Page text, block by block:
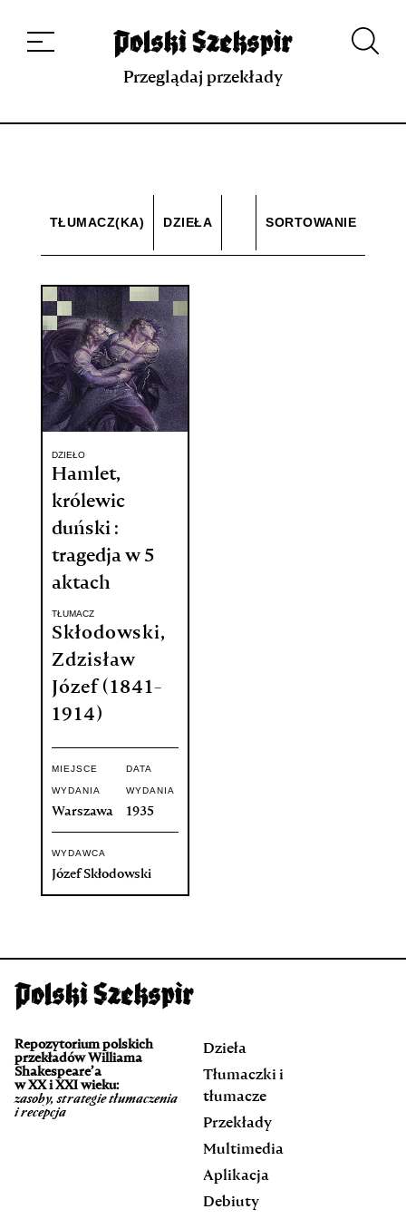
projekcie
Kontakt Indeks strony Aplikacja
Repozytorium XIX w.
Przeglądaj przekłady
TŁUMACZ(KA) DZIEŁA SORTOWANIE
DZIEŁO
Hamlet,
królewic
duński :
tragedja w 5
aktach
TŁUMACZ
Skłodowski,
Zdzisław
Józef (1841-
1914)
MIEJSCE
WYDANIA
Warszawa
DATA
WYDANIA
1935
WYDAWCA
Józef Skłodowski
Repozytorium polskich
przekładów Williama
Shakespeare’a
w XX i XXI wieku:
zasoby, strategie tłumaczenia
i recepcja
Dzieła
Tłumaczki i
tłumacze
Przekłady
Multimedia
Aplikacja
Debiuty